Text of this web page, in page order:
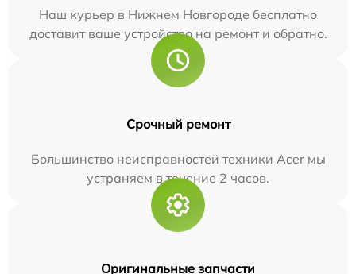
Наш курьер в Нижнем Новгороде бесплатно
доставит ваше устройство на ремонт и обратно.
Срочный ремонт
Большинство неисправностей техники Acer мы
устраняем в течение 2 часов.
Оригинальные запчасти